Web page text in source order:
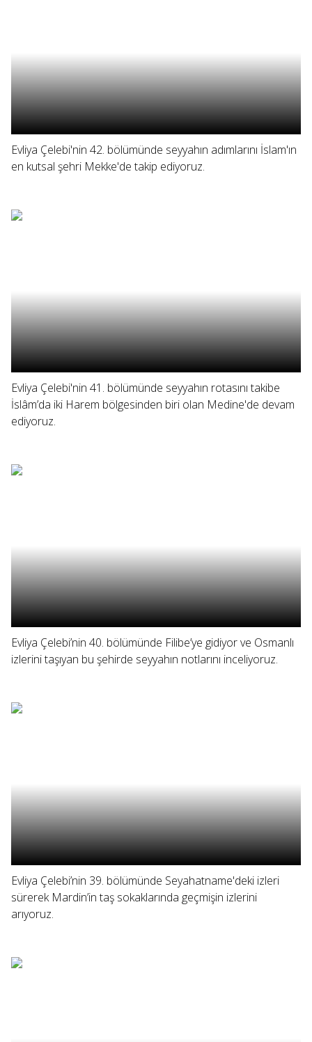
Evliya Çelebi'nin 42. bölümünde seyyahın adımlarını İslam'ın
en kutsal şehri Mekke'de takip ediyoruz.
Evliya Çelebi'nin 41. bölümünde seyyahın rotasını takibe
İslâm’da iki Harem bölgesinden biri olan Medine'de devam
ediyoruz.
Evliya Çelebi’nin 40. bölümünde Filibe’ye gidiyor ve Osmanlı
izlerini taşıyan bu şehirde seyyahın notlarını inceliyoruz.
Evliya Çelebi’nin 39. bölümünde Seyahatname'deki izleri
sürerek Mardin’in taş sokaklarında geçmişin izlerini
arıyoruz.